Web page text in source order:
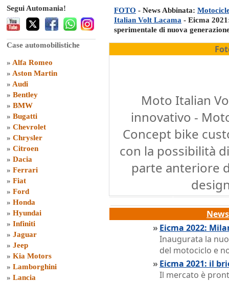
Segui Automania!
Case automobilistiche
» Alfa Romeo
» Aston Martin
» Audi
» Bentley
» BMW
» Bugatti
» Chevrolet
» Chrysler
» Citroen
» Dacia
» Ferrari
» Fiat
» Ford
» Honda
» Hyundai
» Infiniti
» Jaguar
» Jeep
» Kia Motors
» Lamborghini
» Lancia
FOTO - News Abbinata:
Italian Volt Lacama - Eicma
sperimentale di nuova
Moto Italian
innovativo -
Concept bike
con la possibilità
parte anteriore
» Eicma 2022:
Inaugurata la
del motociclo e
» Eicma 2021: il
Il mercato è